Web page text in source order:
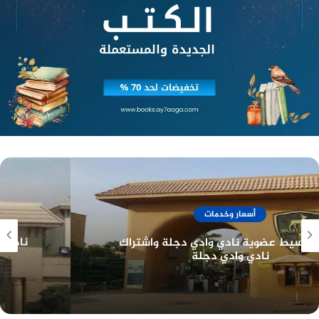
والسامبو يعد أحد لجان الاتحاد المصري للكيك بوكسينج
وتترأس اللجنة العليا للسامبو كابتن مريم يحيى، ونجح
المنتخب الوطني للسامبو في تحقيق نجاحات كبيرة
خلال البطولات الإفريقية التي شاركت فيها مؤخرا
وحصدت المراكز الأولى وسط إشادة دولية بمدى التطور
الذي ظهر عليه اللاعبين المصريين خلال تلك
المنافسات التي ضمت أقوى الدول في مجال رياضة
السامبو.
تجدر الإشارة أيضا إلى أن مصر حصلت مؤخرا على حق
استضافة بطولة العالم للسامبو في نسخة عام 2023
بعد منافسة شرسة من جانب الدول لاستضافة ذلك
الحدث الدولي الهام الذي يقام لأول مرة على أرض مصر
خلال الفترة من 10 إلى 12 نوفمبر من العام المقبل
أسعار وخدمات
نادي الصيد المصري تاريخ طويل وعراقة في خدمة
أعضائه